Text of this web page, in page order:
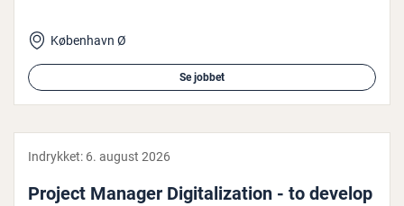
København Ø
Se jobbet
Indrykket: 6. august 2026
Project Manager Di­gi­ta­liza­tion - to develop